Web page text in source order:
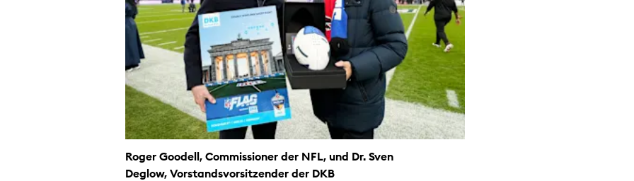
Roger Goodell, Commissioner der NFL, und Dr. Sven
Deglow, Vorstandsvorsitzender der DKB